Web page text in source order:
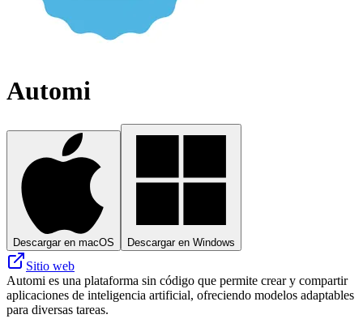
Automi
Descargar en macOS Descargar en Windows
Sitio web
Automi es una plataforma sin código que permite crear y compartir
aplicaciones de inteligencia artificial, ofreciendo modelos adaptables
para diversas tareas.